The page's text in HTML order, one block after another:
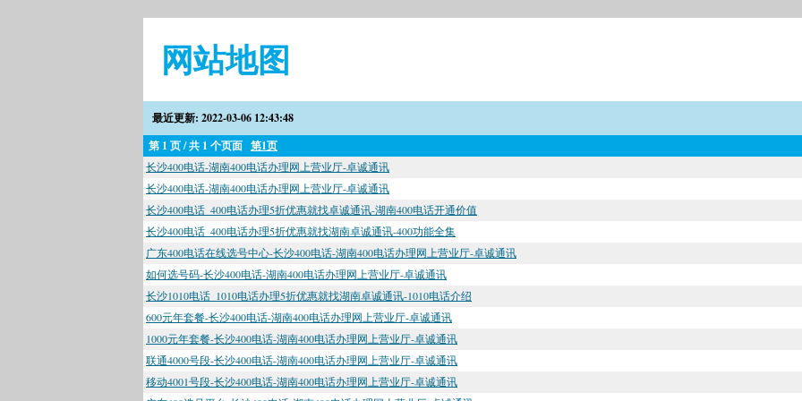
网站地图
最近更新: 2022-03-06 12:43:48
第 1 页 / 共 1 个页面 第1页
长沙400电话-湖南400电话办理网上营业厅-卓诚通讯
长沙400电话-湖南400电话办理网上营业厅-卓诚通讯
长沙400电话_400电话办理5折优惠就找卓诚通讯-湖南400电话开通价值
长沙400电话_400电话办理5折优惠就找湖南卓诚通讯-400功能全集
广东400电话在线选号中心-长沙400电话-湖南400电话办理网上营业厅-卓诚通讯
如何选号码-长沙400电话-湖南400电话办理网上营业厅-卓诚通讯
长沙1010电话_1010电话办理5折优惠就找湖南卓诚通讯-1010电话介绍
600元年套餐-长沙400电话-湖南400电话办理网上营业厅-卓诚通讯
1000元年套餐-长沙400电话-湖南400电话办理网上营业厅-卓诚通讯
联通4000号段-长沙400电话-湖南400电话办理网上营业厅-卓诚通讯
移动4001号段-长沙400电话-湖南400电话办理网上营业厅-卓诚通讯